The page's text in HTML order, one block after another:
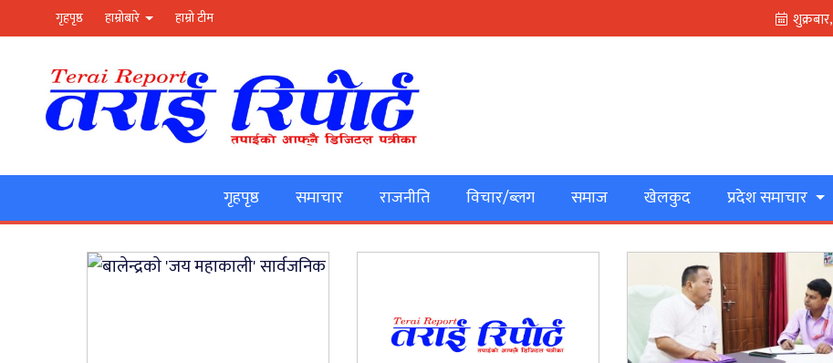
गृहपृष्ठ हाम्रोबारे हाम्रो टीम
गृहपृष्ठ समाचार राजनीति विचार/ब्लग समाज खेलकुद प्रदेश समाचार